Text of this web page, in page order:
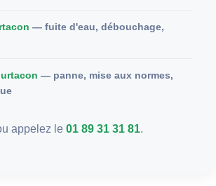
— fuite d'eau, débouchage,
— panne, mise aux normes,
appelez le 01 89 31 31 81.